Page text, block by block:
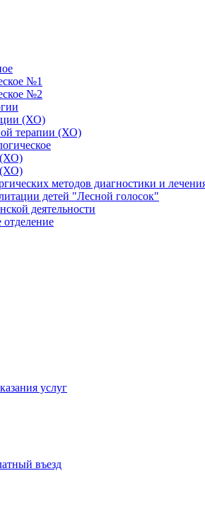
№1
№2
(ХО)
терапии (ХО)
методов диагностики и
детей "Лесной голосок"
деятельности
отделение
услуг
въезд